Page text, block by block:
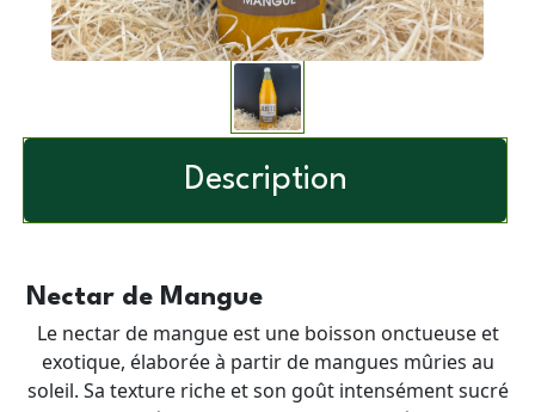
Description
Nectar de Mangue
Le nectar de mangue est une boisson onctueuse et
exotique, élaborée à partir de mangues mûries au
soleil. Sa texture riche et son goût intensément sucré